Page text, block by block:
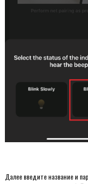
Далее введите название и